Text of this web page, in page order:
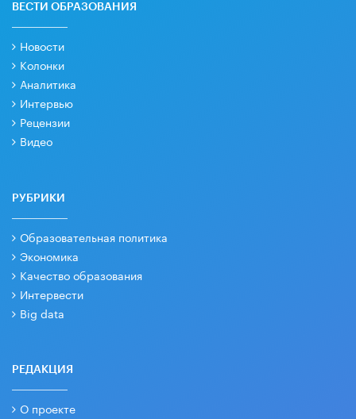
ВЕСТИ ОБРАЗОВАНИЯ
Новости
Колонки
Аналитика
Интервью
Рецензии
Видео
РУБРИКИ
Образовательная политика
Экономика
Качество образования
Интервести
Big data
РЕДАКЦИЯ
О проекте